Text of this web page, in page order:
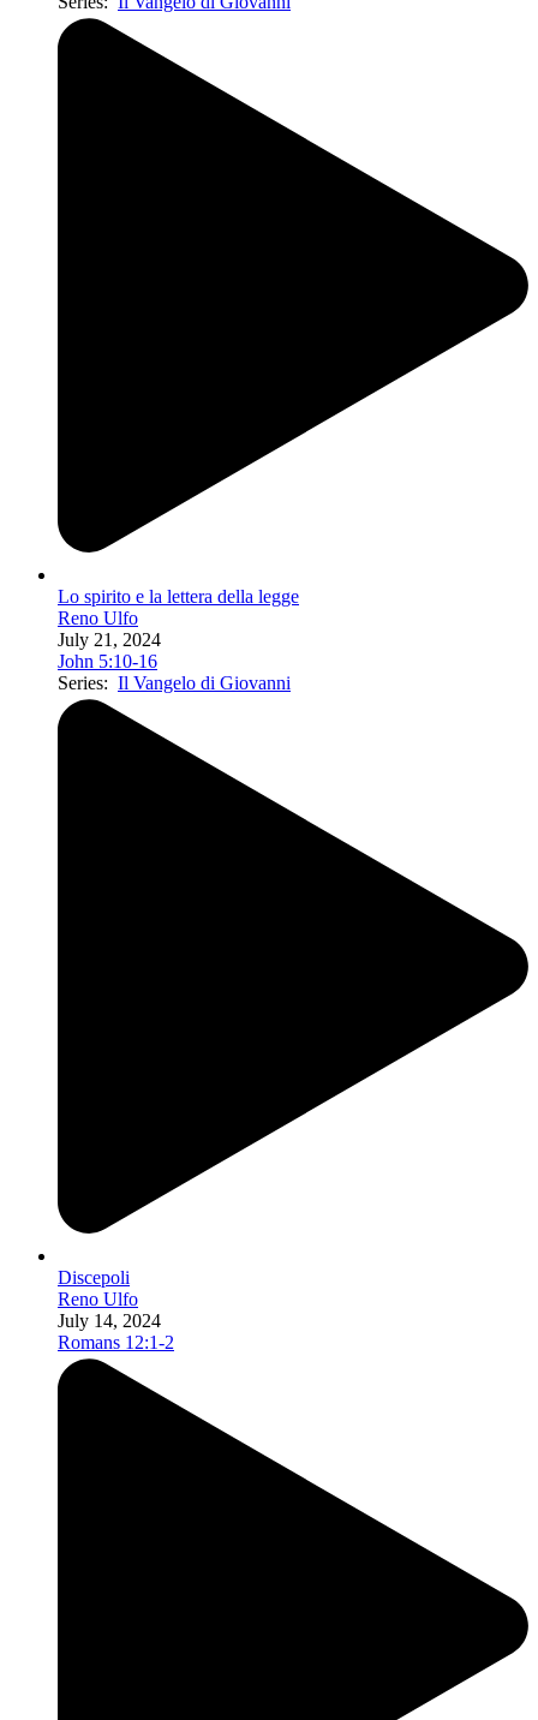
Lo spirito e la lettera della legge
Reno Ulfo
July 21, 2024
John 5:10-16
Series: Il Vangelo di Giovanni
Discepoli
Reno Ulfo
July 14, 2024
Romans 12:1-2